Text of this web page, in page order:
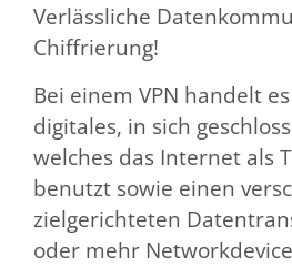
Verlässliche
Chiffrierung!
Bei einem VPN handelt
digitales, in sich
welches das Internet als
benutzt sowie einen
zielgerichteten
oder mehr